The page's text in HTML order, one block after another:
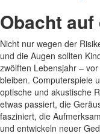
Obacht
Nicht nur wegen der
und die Augen sollten
zwölften Lebensjahr –
bleiben. Computerspiele
optische und akustische
etwas passiert, die
fasziniert, die
und entwickeln neuer